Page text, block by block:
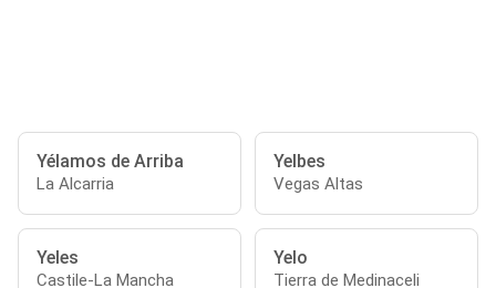
Yélamos de Arriba
La Alcarria
Yelbes
Vegas Altas
Yeles
Castile-La Mancha
Yelo
Tierra de Medinaceli